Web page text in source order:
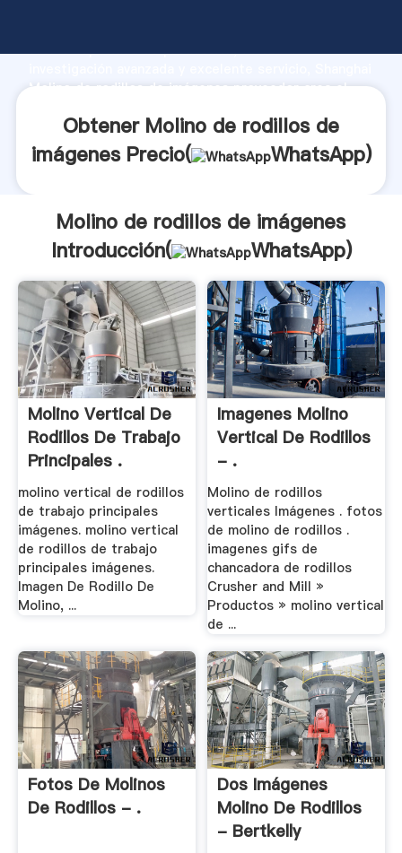
fuerte capacidad de producción, fuerza de
Molino de rodillos de imágenes proveedor crea el
Obtener Molino de rodillos de
imágenes Precio(
WhatsApp)
Molino de rodillos de imágenes
Introducción(
WhatsApp)
Molino Vertical De
Rodillos De Trabajo
Principales .
molino vertical de rodillos
de trabajo principales
imágenes. molino vertical
de rodillos de trabajo
principales imágenes.
Imagen De Rodillo De
Molino, ...
Imagenes Molino
Vertical De Rodillos
- .
Molino de rodillos
verticales Imágenes . fotos
de molino de rodillos .
imagenes gifs de
chancadora de rodillos
Crusher and Mill »
Productos » molino vertical
de ...
Fotos De Molinos
De Rodillos - .
Dos Imágenes
Molino De Rodillos
- Bertkelly